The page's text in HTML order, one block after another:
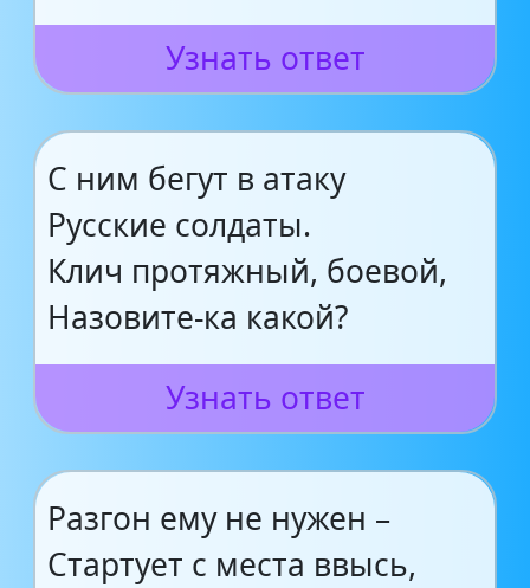
Узнать ответ
С ним бегут в атаку
Русские солдаты.
Клич протяжный, боевой,
Назовите-ка какой?
Узнать ответ
Разгон ему не нужен –
Стартует с места ввысь,